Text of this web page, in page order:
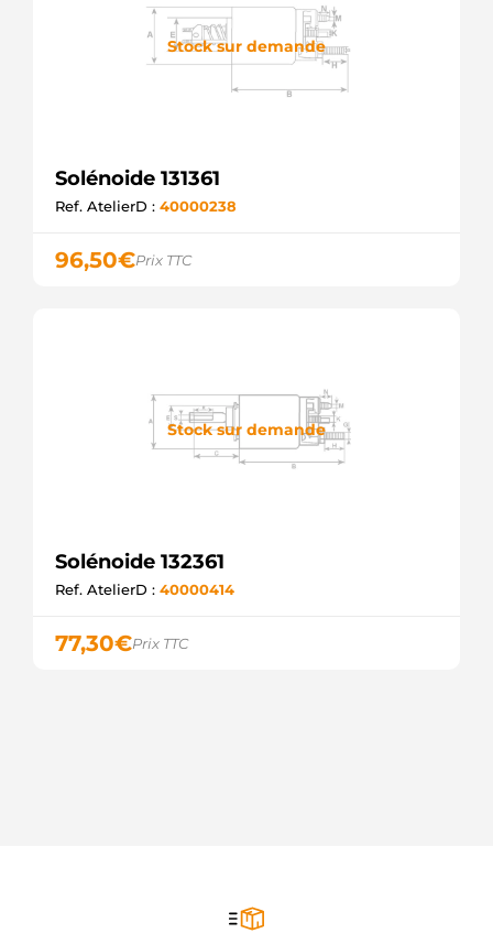
Stock sur demande
Solénoide 131361
Ref. AtelierD : 40000238
96,50€Prix TTC
Stock sur demande
Solénoide 132361
Ref. AtelierD : 40000414
77,30€Prix TTC